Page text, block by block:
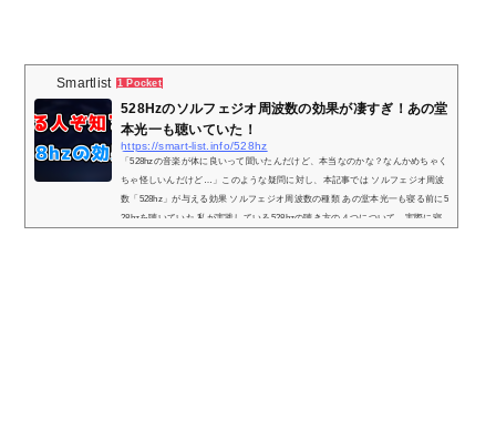
Smartlist 1 Pocket
528Hzのソルフェジオ周波数の効果が凄すぎ！あの堂
本光一も聴いていた！
https://smart-list.info/528hz
「528hzの音楽が体に良いって聞いたんだけど、本当なのかな？なんかめちゃく
ちゃ怪しいんだけど…」このような疑問に対し、本記事では ソルフェジオ周波
数「528hz」が与える効果 ソルフェジオ周波数の種類 あの堂本光一も寝る前に5
28hzを聴いていた 私が実践している528hzの聴き方の４つについて、実際に寝